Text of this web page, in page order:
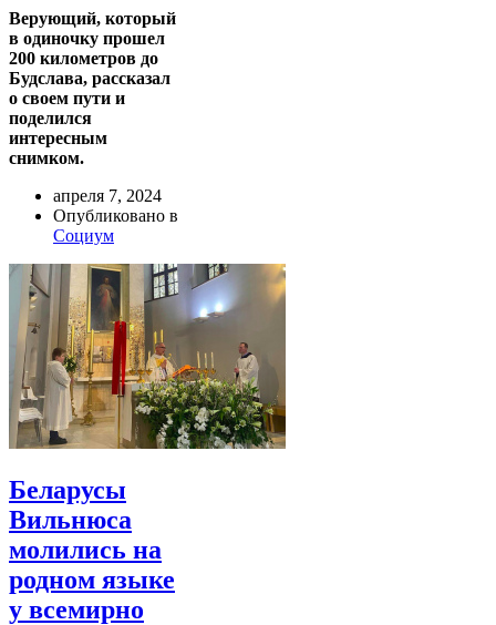
Верующий, который
в одиночку прошел
200 километров до
Будслава, рассказал
о своем пути и
поделился
интересным
снимком.
апреля 7, 2024
Опубликовано в
Социум
Беларусы
Вильнюса
молились на
родном языке
у всемирно